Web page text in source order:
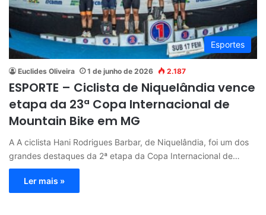
Esportes
Euclides Oliveira 1 de junho de 2026 2.187
ESPORTE – Ciclista de Niquelândia vence
etapa da 23ª Copa Internacional de
Mountain Bike em MG
A A ciclista Hani Rodrigues Barbar, de Niquelândia, foi um dos
grandes destaques da 2ª etapa da Copa Internacional de…
Ler mais »